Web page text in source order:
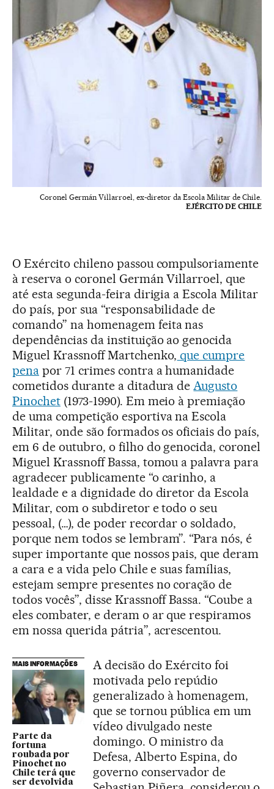
Coronel Germán Villarroel, ex-diretor da Escola Militar de Chile.
EJÉRCITO DE CHILE
O Exército chileno passou compulsoriamente
à reserva o coronel Germán Villarroel, que
até esta segunda-feira dirigia a Escola Militar
do país, por sua “responsabilidade de
comando” na homenagem feita nas
dependências da instituição ao genocida
Miguel Krassnoff Martchenko, que cumpre
penapor 71 crimes contra a humanidade
cometidos durante a ditadura deAugusto
Pinochet(1973-1990). Em meio à premiação
de uma competição esportiva na Escola
Militar, onde são formados os oficiais do país,
em 6 de outubro, o filho do genocida, coronel
Miguel Krassnoff Bassa, tomou a palavra para
agradecer publicamente “o carinho, a
lealdade e a dignidade do diretor da Escola
Militar, com o subdiretor e todo o seu
pessoal, (…), de poder recordar o soldado,
porque nem todos se lembram”. “Para nós, é
super importante que nossos pais, que deram
a cara e a vida pelo Chile e suas famílias,
estejam sempre presentes no coração de
todos vocês”, disse Krassnoff Bassa. “Coube a
eles combater, e deram o ar que respiramos
em nossa querida pátria”, acrescentou.
MAIS INFORMAÇÕES
Parte da
fortuna
roubada por
Pinochet no
Chile terá que
ser devolvida
A decisão do Exército foi
motivada pelo repúdio
generalizado à homenagem,
que se tornou pública em um
vídeo divulgado neste
domingo. O ministro da
Defesa, Alberto Espina, do
governo conservador de